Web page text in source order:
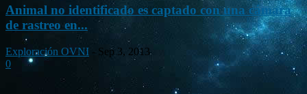
Animal no identificado es captado con una cámara
de rastreo en...
Exploración OVNI - Sep 3, 2013
0